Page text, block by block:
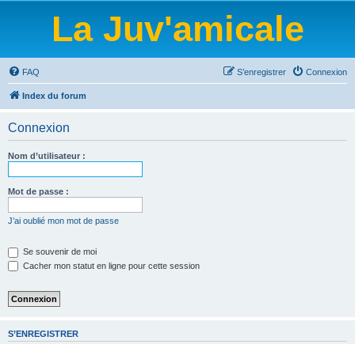
La Juv'amicale
FAQ Connexion
S’enregistrer
Index du forum
Connexion
Nom d’utilisateur :
Mot de passe :
J’ai oublié mon mot de passe
Se souvenir de moi
Cacher mon statut en ligne pour cette session
S’ENREGISTRER